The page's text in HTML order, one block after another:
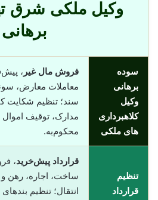
وکیل ملکی شرق
برهانی
سوده
برهانی
وکیل
کلاهبرداری
های ملکی
فروش مال غیر ،
معاملات معارض،
سند؛ تنظیم شکایت
مدارک، توقیف اموال
محکوم‌به.
تنظیم
قرارداد
قرارداد پیش‌خرید،
ساخت، اجاره، رهن و
انتقال؛ تنظیم